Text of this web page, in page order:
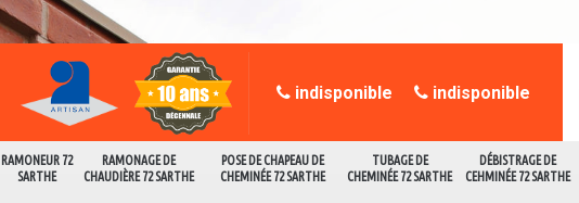
RAMONEUR 72
SARTHE
RAMONAGE DE
CHAUDIÈRE 72 SARTHE
POSE DE CHAPEAU DE
CHEMINÉE 72 SARTHE
TUBAGE DE
CHEMINÉE 72 SARTHE
DÉBISTRAGE DE
CEHMINÉE 72 SARTHE
indisponible indisponible